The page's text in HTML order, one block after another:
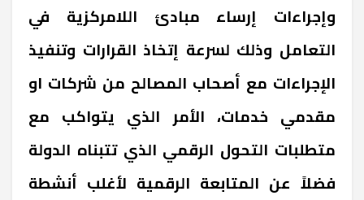
وإجراءات إرساء مبادئ اللامركزية في
التعامل وذلك لسرعة إتخاذ القرارات وتنفيذ
الإجراءات مع أصحاب المصالح من شركات او
مقدمي خدمات، الأمر الذي يتواكب مع
متطلبات التحول الرقمي الذي تتبناه الدولة
فضلاً عن المتابعة الرقمية لأغلب أنشطة